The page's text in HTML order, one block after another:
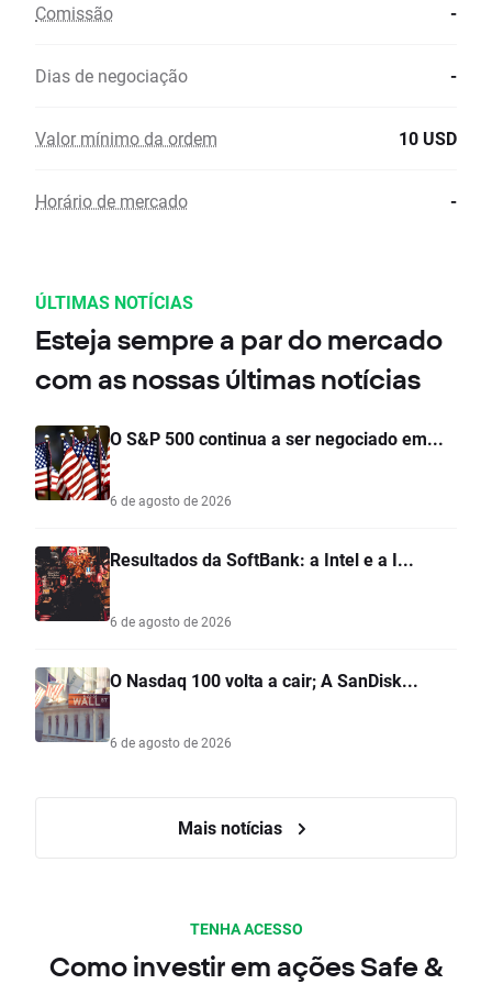
Comissão -
Dias de negociação -
Valor mínimo da ordem 10 USD
Horário de mercado -
ÚLTIMAS NOTÍCIAS
Esteja sempre a par do mercado
com as nossas últimas notícias
O S&P 500 continua a ser negociado em...
6 de agosto de 2026
Resultados da SoftBank: a Intel e a I...
6 de agosto de 2026
O Nasdaq 100 volta a cair; A SanDisk...
6 de agosto de 2026
Mais notícias
TENHA ACESSO
Como investir em ações Safe &